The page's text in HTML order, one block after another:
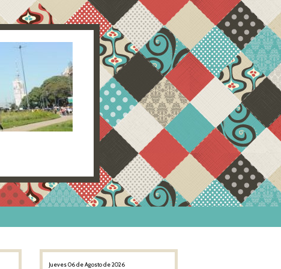
Jueves 06 de Agosto de 2026